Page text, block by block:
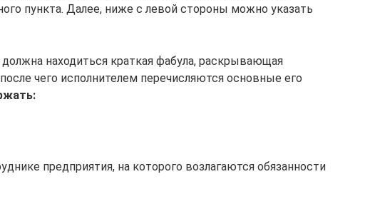
пункта. Далее, ниже с левой стороны можно указать
находиться краткая фабула, раскрывающая
чего исполнителем перечисляются основные его
предприятия, на которого возлагаются обязанности